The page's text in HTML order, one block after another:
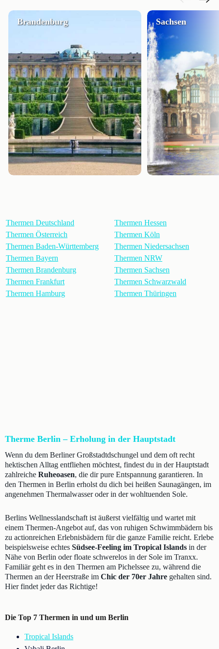
Brandenburg Sachsen
Thermen Deutschland
Thermen Österreich
Thermen Baden-Württemberg
Thermen Bayern
Thermen Brandenburg
Thermen Frankfurt
Thermen Hamburg
Thermen Hessen
Thermen Köln
Thermen Niedersachsen
Thermen NRW
Thermen Sachsen
Thermen Schwarzwald
Thermen Thüringen
Therme Berlin – Erholung in der Hauptstadt
Wenn du dem Berliner Großstadtdschungel und dem oft recht
hektischen Alltag entfliehen möchtest, findest du in der Hauptstadt
zahlreiche Ruheoasen, die dir pure Entspannung garantieren. In
den Thermen in Berlin erholst du dich bei heißen Saunagängen, im
angenehmen Thermalwasser oder in der wohltuenden Sole.
Berlins Wellnesslandschaft ist äußerst vielfältig und wartet mit
einem Thermen-Angebot auf, das von ruhigen Schwimmbädern bis
zu actionreichen Erlebnisbädern für die ganze Familie reicht. Erlebe
beispielsweise echtes Südsee-Feeling im Tropical Islands in der
Nähe von Berlin oder floate schwerelos in der Sole im Tranxx.
Familiär geht es in den Thermen am Pichelssee zu, während die
Thermen an der Heerstraße im Chic der 70er Jahre gehalten sind.
Hier findet jeder das Richtige!
Die Top 7 Thermen in und um Berlin
Tropical Islands